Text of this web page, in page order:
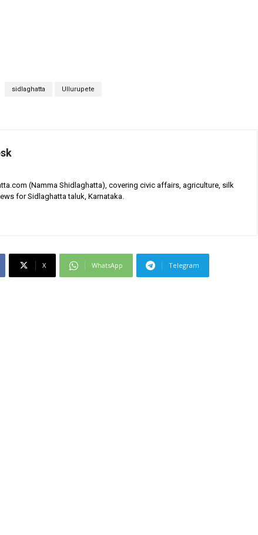
sidlaghatta Ullurupete
(Namma Shidlaghatta), covering civic affairs, agriculture, silk
for Sidlaghatta taluk, Karnataka.
X WhatsApp Telegram